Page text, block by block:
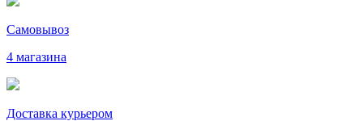
Самовывоз
4 магазина
Доставка курьером